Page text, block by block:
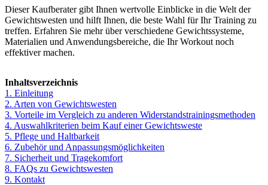
Dieser Kaufberater gibt Ihnen wertvolle Einblicke in die Welt der
Gewichtswesten und hilft Ihnen, die beste Wahl für Ihr Training zu
treffen. Erfahren Sie mehr über verschiedene Gewichtssysteme,
Materialien und Anwendungsbereiche, die Ihr Workout noch
effektiver machen.
Inhaltsverzeichnis
1. Einleitung
2. Arten von Gewichtswesten
3. Vorteile im Vergleich zu anderen Widerstandstrainingsmethoden
4. Auswahlkriterien beim Kauf einer Gewichtsweste
5. Pflege und Haltbarkeit
6. Zubehör und Anpassungsmöglichkeiten
7. Sicherheit und Tragekomfort
8. FAQs zu Gewichtswesten
9. Kontakt